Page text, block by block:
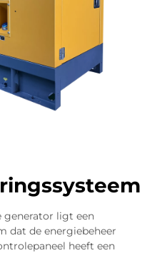
generator ligt een
dat de energiebeheer
heeft een